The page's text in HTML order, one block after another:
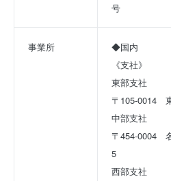
号
事業所
◆国内
《支社》
東部支社
〒105-0014　
中部支社
〒454-0004　
5
西部支社